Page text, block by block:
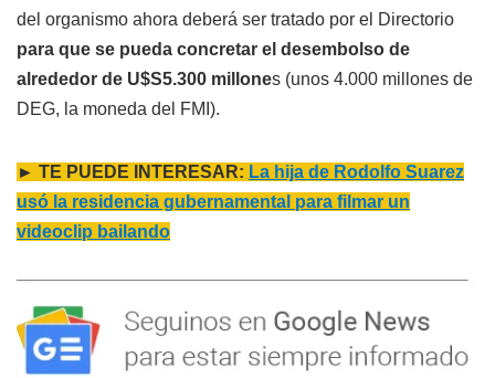
del organismo ahora deberá ser tratado por el Directorio
para que se pueda concretar el desembolso de
alrededor de U$S5.300 millones (unos 4.000 millones de
DEG, la moneda del FMI).
► TE PUEDE INTERESAR: La hija de Rodolfo Suarez
usó la residencia gubernamental para filmar un
videoclip bailando